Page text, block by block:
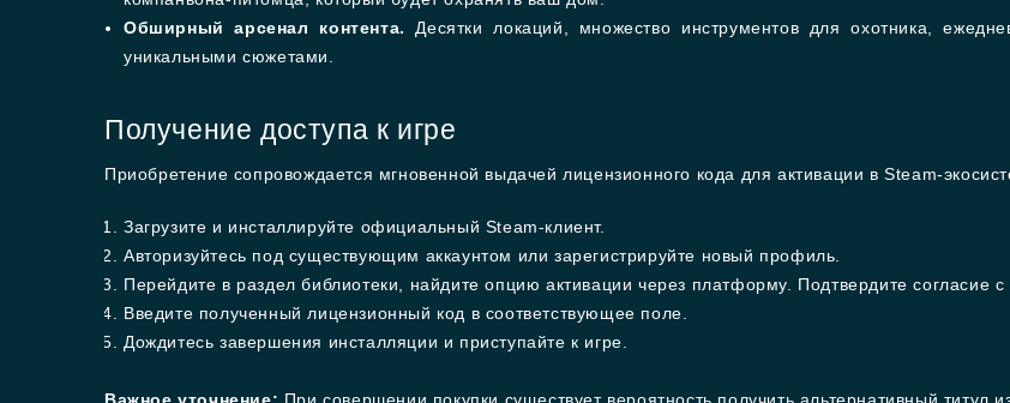
Обширный арсенал контента.
Десятки локаций, множество инструментов для охотника,
уникальными сюжетами.
Получение доступа к игре
Приобретение сопровождается мгновенной выдачей лицензионного кода для активации в Steam-
Загрузите и инсталлируйте официальный Steam-клиент.
Авторизуйтесь под существующим аккаунтом или зарегистрируйте новый профиль.
Перейдите в раздел библиотеки, найдите опцию активации через платформу. Подтвердите согласие
Введите полученный лицензионный код в соответствующее поле.
Дождитесь завершения инсталляции и приступайте к игре.